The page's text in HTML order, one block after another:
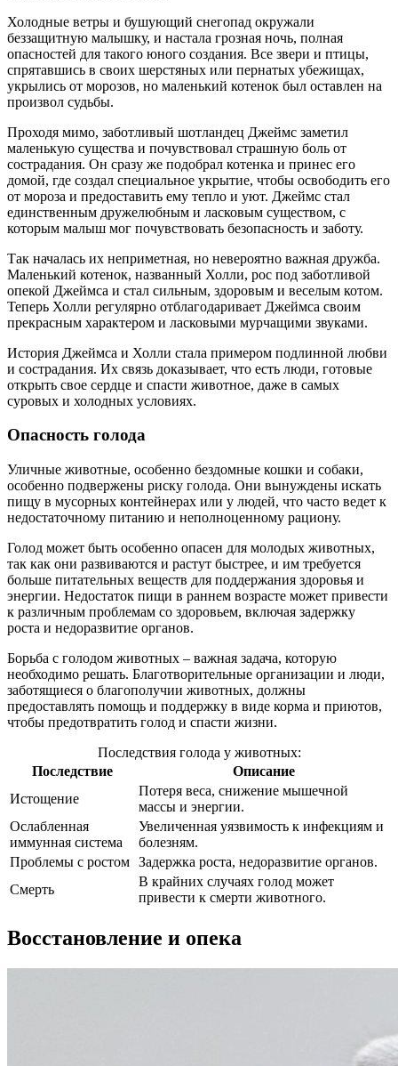
Холодные ветры и бушующий снегопад окружали
беззащитную малышку, и настала грозная ночь, полная
опасностей для такого юного создания. Все звери и птицы,
спрятавшись в своих шерстяных или пернатых убежищах,
укрылись от морозов, но маленький котенок был оставлен на
произвол судьбы.
Проходя мимо, заботливый шотландец Джеймс заметил
маленькую существа и почувствовал страшную боль от
сострадания. Он сразу же подобрал котенка и принес его
домой, где создал специальное укрытие, чтобы освободить его
от мороза и предоставить ему тепло и уют. Джеймс стал
единственным дружелюбным и ласковым существом, с
которым малыш мог почувствовать безопасность и заботу.
Так началась их неприметная, но невероятно важная дружба.
Маленький котенок, названный Холли, рос под заботливой
опекой Джеймса и стал сильным, здоровым и веселым котом.
Теперь Холли регулярно отблагодаривает Джеймса своим
прекрасным характером и ласковыми мурчащими звуками.
История Джеймса и Холли стала примером подлинной любви
и сострадания. Их связь доказывает, что есть люди, готовые
открыть свое сердце и спасти животное, даже в самых
суровых и холодных условиях.
Опасность голода
Уличные животные, особенно бездомные кошки и собаки,
особенно подвержены риску голода. Они вынуждены искать
пищу в мусорных контейнерах или у людей, что часто ведет к
недостаточному питанию и неполноценному рациону.
Голод может быть особенно опасен для молодых животных,
так как они развиваются и растут быстрее, и им требуется
больше питательных веществ для поддержания здоровья и
энергии. Недостаток пищи в раннем возрасте может привести
к различным проблемам со здоровьем, включая задержку
роста и недоразвитие органов.
Борьба с голодом животных – важная задача, которую
необходимо решать. Благотворительные организации и люди,
заботящиеся о благополучии животных, должны
предоставлять помощь и поддержку в виде корма и приютов,
чтобы предотвратить голод и спасти жизни.
Последствия голода у животных:
Последствие
Описание
Истощение
Потеря веса, снижение мышечной
массы и энергии.
Ослабленная
иммунная система
Увеличенная уязвимость к инфекциям и
болезням.
Проблемы с ростом Задержка роста, недоразвитие органов.
Смерть
В крайних случаях голод может
привести к смерти животного.
Восстановление и опека